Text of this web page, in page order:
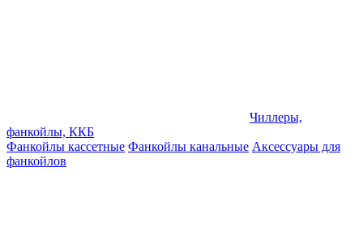
Чиллеры,
фанкойлы, ККБ
Фанкойлы кассетные Фанкойлы канальные Аксессуары для
фанкойлов